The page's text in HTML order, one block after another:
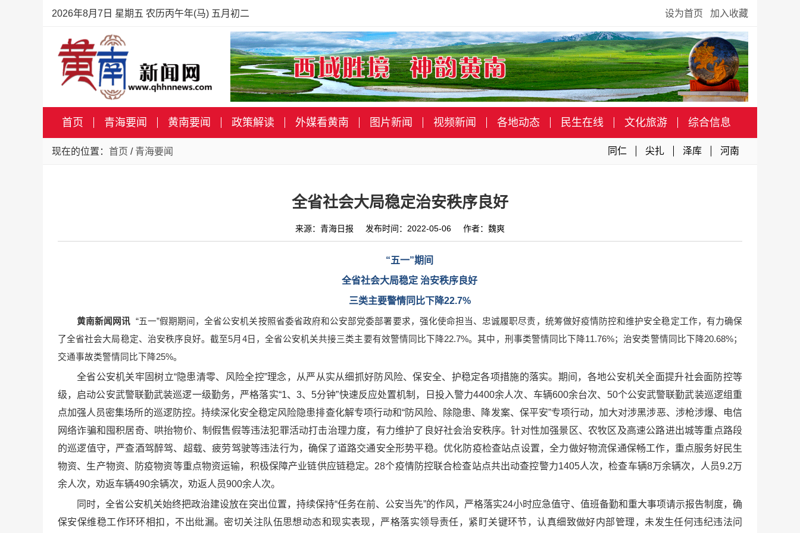
2026年8月7日 星期五 农历丙午年(马) 五月初二 设为首页 加入收藏
首页 青海要闻 黄南要闻 政策解读 外媒看黄南 图片新闻 视频新闻 各地动态 民生在线 文化旅游 综合信息
现在的位置： 首页 / 青海要闻 同仁 尖扎 泽库 河南
全省社会大局稳定治安秩序良好
来源：青海日报 发布时间：2022-05-06 作者：魏爽
“五一”期间
全省社会大局稳定 治安秩序良好
三类主要警情同比下降22.7%
黄南新闻网讯 “五一”假期期间，全省公安机关按照省委省政府和公安部党委部署要求，强化使命担当、忠诚履职尽责，统筹做好疫情防控和维护安全稳定工作，有力确保
了全省社会大局稳定、治安秩序良好。截至5月4日，全省公安机关共接三类主要有效警情同比下降22.7%。其中，刑事类警情同比下降11.76%；治安类警情同比下降20.68%；
交通事故类警情同比下降25%。
全省公安机关牢固树立“隐患清零、风险全控”理念，从严从实从细抓好防风险、保安全、护稳定各项措施的落实。期间，各地公安机关全面提升社会面防控等
级，启动公安武警联勤武装巡逻一级勤务，严格落实“1、3、5分钟”快速反应处置机制，日投入警力4400余人次、车辆600余台次、50个公安武警联勤武装巡逻组重
点加强人员密集场所的巡逻防控。持续深化安全稳定风险隐患排查化解专项行动和“防风险、除隐患、降发案、保平安”专项行动，加大对涉黑涉恶、涉枪涉爆、电信
网络诈骗和囤积居奇、哄抬物价、制假售假等违法犯罪活动打击治理力度，有力维护了良好社会治安秩序。针对性加强景区、农牧区及高速公路进出城等重点路段
的巡逻值守，严查酒驾醉驾、超载、疲劳驾驶等违法行为，确保了道路交通安全形势平稳。优化防疫检查站点设置，全力做好物流保通保畅工作，重点服务好民生
物资、生产物资、防疫物资等重点物资运输，积极保障产业链供应链稳定。28个疫情防控联合检查站点共出动查控警力1405人次，检查车辆8万余辆次，人员9.2万
余人次，劝返车辆490余辆次，劝返人员900余人次。
同时，全省公安机关始终把政治建设放在突出位置，持续保持“任务在前、公安当先”的作风，严格落实24小时应急值守、值班备勤和重大事项请示报告制度，确
保安保维稳工作环环相扣，不出纰漏。密切关注队伍思想动态和现实表现，严格落实领导责任，紧盯关键环节，认真细致做好内部管理，未发生任何违纪违法问